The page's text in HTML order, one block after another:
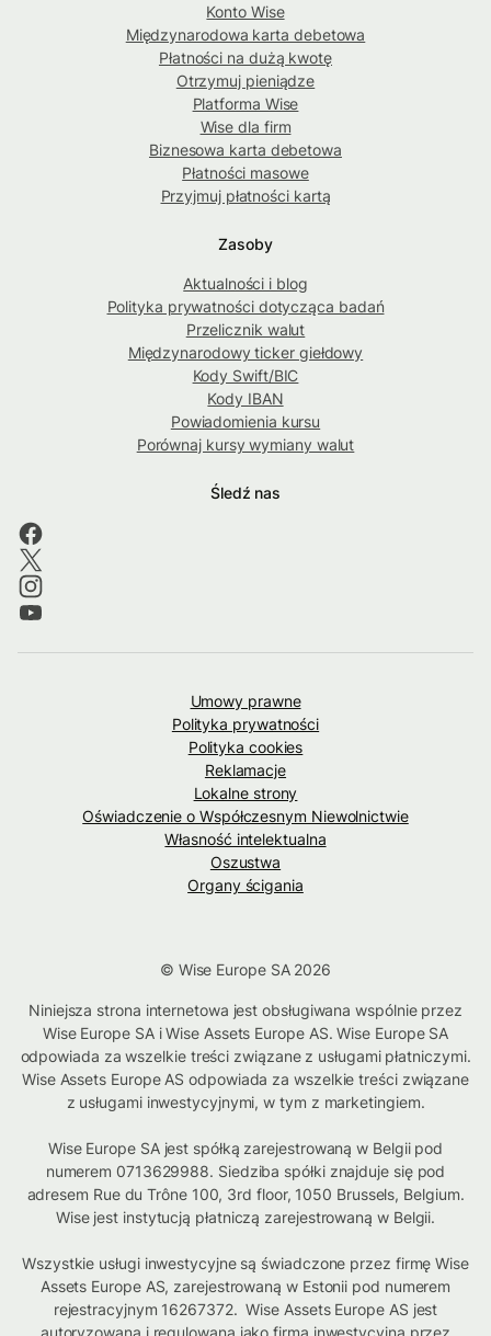
Konto Wise
Międzynarodowa karta debetowa
Płatności na dużą kwotę
Otrzymuj pieniądze
Platforma Wise
Wise dla firm
Biznesowa karta debetowa
Płatności masowe
Przyjmuj płatności kartą
Zasoby
Aktualności i blog
Polityka prywatności dotycząca badań
Przelicznik walut
Międzynarodowy ticker giełdowy
Kody Swift/BIC
Kody IBAN
Powiadomienia kursu
Porównaj kursy wymiany walut
Śledź nas
Umowy prawne
Polityka prywatności
Polityka cookies
Reklamacje
Lokalne strony
Oświadczenie o Współczesnym Niewolnictwie
Własność intelektualna
Oszustwa
Organy ścigania
© Wise Europe SA 2026
Niniejsza strona internetowa jest obsługiwana wspólnie przez
Wise Europe SA i Wise Assets Europe AS. Wise Europe SA
odpowiada za wszelkie treści związane z usługami płatniczymi.
Wise Assets Europe AS odpowiada za wszelkie treści związane
z usługami inwestycyjnymi, w tym z marketingiem.
Wise Europe SA jest spółką zarejestrowaną w Belgii pod
numerem 0713629988. Siedziba spółki znajduje się pod
adresem Rue du Trône 100, 3rd floor, 1050 Brussels, Belgium.
Wise jest instytucją płatniczą zarejestrowaną w Belgii.
Wszystkie usługi inwestycyjne są świadczone przez firmę Wise
Assets Europe AS, zarejestrowaną w Estonii pod numerem
rejestracyjnym 16267372. Wise Assets Europe AS jest